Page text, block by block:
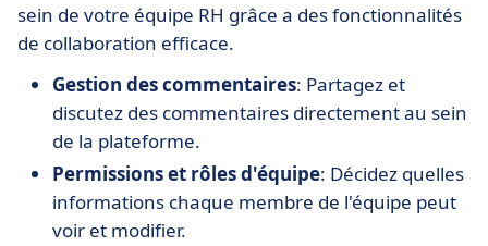
sein de votre équipe RH grâce a des fonctionnalités
de collaboration efficace.
Gestion des commentaires: Partagez et
discutez des commentaires directement au sein
de la plateforme.
Permissions et rôles d'équipe: Décidez quelles
informations chaque membre de l'équipe peut
voir et modifier.